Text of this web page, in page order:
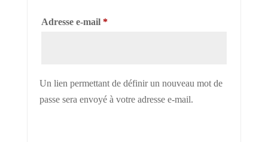
Adresse e-mail *Obligatoire
Un lien permettant de définir un nouveau mot de
passe sera envoyé à votre adresse e-mail.